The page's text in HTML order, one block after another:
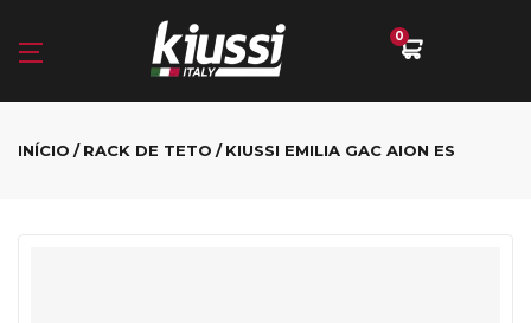
0
INÍCIO RACK DE TETO KIUSSI EMILIA GAC AION ES